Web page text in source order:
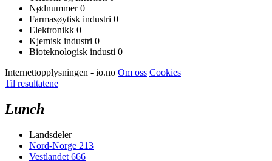
Nødnummer0
Farmasøytisk industri 0
Elektronikk 0
Kjemisk industri 0
Bioteknologisk industi 0
Internettopplysningen - io.no Om oss Cookies
Til resultatene
Lunch
Landsdeler
Nord-Norge 213
Vestlandet 666